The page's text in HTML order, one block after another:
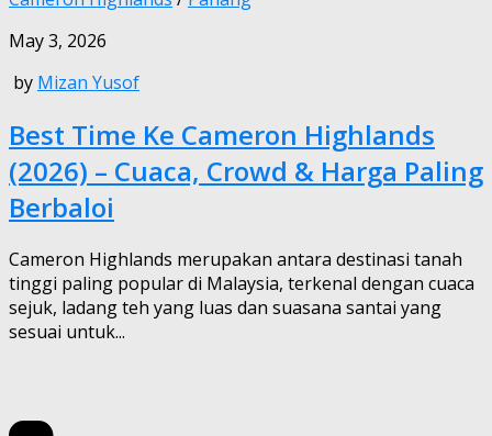
May 3, 2026
by Mizan Yusof
Best Time Ke Cameron Highlands
(2026) – Cuaca, Crowd & Harga Paling
Berbaloi
Cameron Highlands merupakan antara destinasi tanah
tinggi paling popular di Malaysia, terkenal dengan cuaca
sejuk, ladang teh yang luas dan suasana santai yang
sesuai untuk...